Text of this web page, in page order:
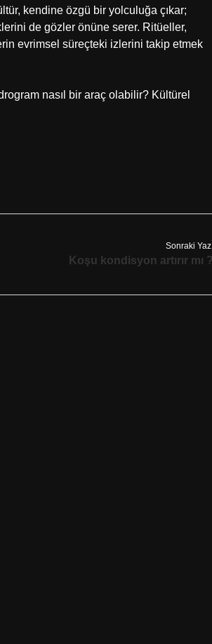
kendine özgü bir yolculuğa çıkar;
de gözler önüne serer. Ritüeller,
evrimsel süreçteki izlerini takip etmek
nasıl bir araç olabilir? Kültürel
Sonraki
Koşu kondisyon artırır mı